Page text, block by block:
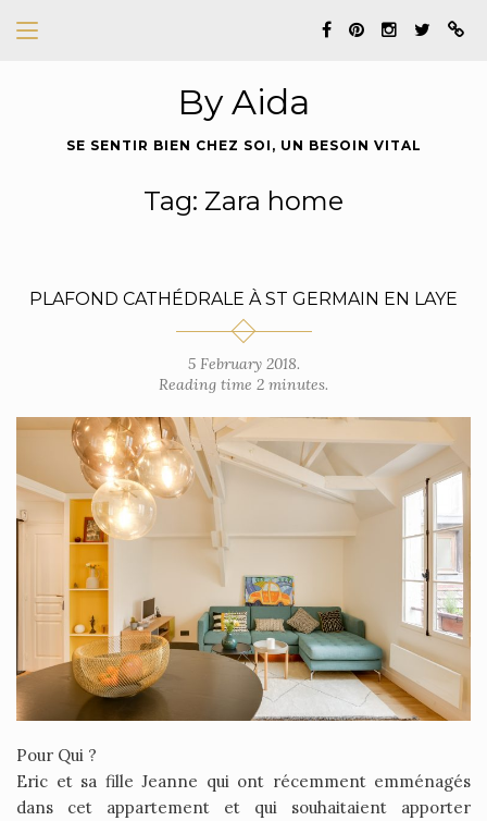
By Aida
SE SENTIR BIEN CHEZ SOI, UN BESOIN VITAL
Tag: Zara home
PLAFOND CATHÉDRALE À ST GERMAIN EN LAYE
5 February 2018.
Reading time 2 minutes.
Pour Qui ?
Eric et sa fille Jeanne qui ont récemment emménagés
dans cet appartement et qui souhaitaient apporter